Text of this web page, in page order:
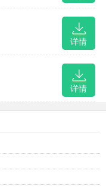
详情
详情